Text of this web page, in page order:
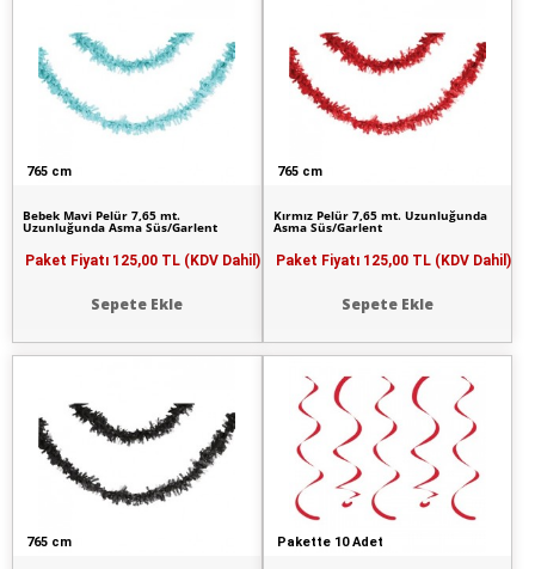
765 cm
Bebek Mavi Pelür 7,65 mt.
Uzunluğunda Asma Süs/Garlent
Paket Fiyatı 125,00 TL (KDV Dahil)
Sepete Ekle
765 cm
Kırmız Pelür 7,65 mt. Uzunluğunda
Asma Süs/Garlent
Paket Fiyatı 125,00 TL (KDV Dahil)
Sepete Ekle
765 cm Pakette 10 Adet